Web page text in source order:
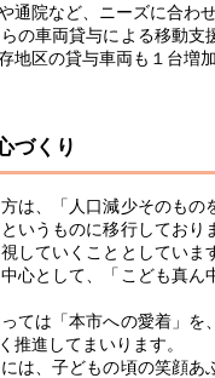
通院など、ニーズに合わ
の車両貸与による移動
地区の貸与車両も１台増
づくり
は、「人口減少そのも
いうものに移行してお
していくこととしてい
心として、「こども真
は「本市への愛着」を
推進してまいります。
は、子どもの頃の笑顔